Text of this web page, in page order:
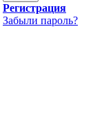
Регистрация
Забыли пароль?